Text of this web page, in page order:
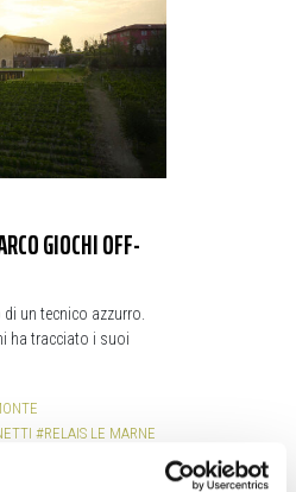
GIOCHI OFF-
di un tecnico azzurro.
ha tracciato i suoi
#RELAIS LE MARNE